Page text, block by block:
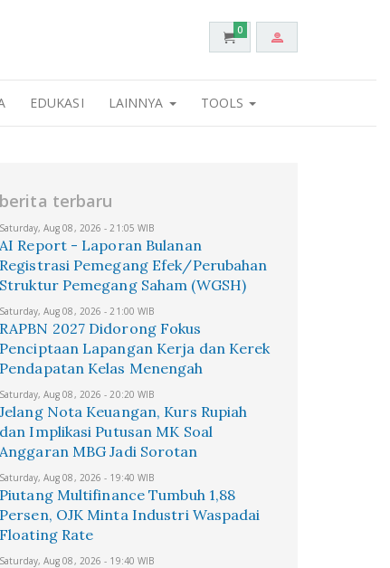
0
EDUKASI LAINNYA TOOLS
berita terbaru
Saturday, Aug 08, 2026 - 21:05 WIB
AI Report - Laporan Bulanan
Registrasi Pemegang Efek/Perubahan
Struktur Pemegang Saham (WGSH)
Saturday, Aug 08, 2026 - 21:00 WIB
RAPBN 2027 Didorong Fokus
Penciptaan Lapangan Kerja dan Kerek
Pendapatan Kelas Menengah
Saturday, Aug 08, 2026 - 20:20 WIB
Jelang Nota Keuangan, Kurs Rupiah
dan Implikasi Putusan MK Soal
Anggaran MBG Jadi Sorotan
Saturday, Aug 08, 2026 - 19:40 WIB
Piutang Multifinance Tumbuh 1,88
Persen, OJK Minta Industri Waspadai
Floating Rate
Saturday, Aug 08, 2026 - 19:40 WIB